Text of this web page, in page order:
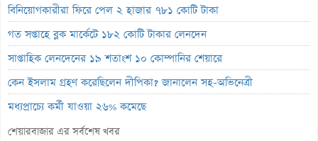
বিনিয়োগকারীরা ফিরে পেল ২ হাজার ৭৮১ কোটি টাকা
গত সপ্তাহে ব্লক মার্কেটে ১৮২ কোটি টাকার লেনদেন
সাপ্তাহিক লেনদেনের ১৯ শতাংশ ১০ কোম্পানির শেয়ারে
কেন ইসলাম গ্রহণ করেছিলেন দীপিকা? জানালেন সহ-অভিনেত্রী
মধ্যপ্রাচ্যে কর্মী যাওয়া ২৬% কমেছে
স্বর্ণ খাতকে আনুষ্ঠানিক শিল্পে আনতে নতুন নীতিমালা
শেয়ারবাজার এর সর্বশেষ খবর